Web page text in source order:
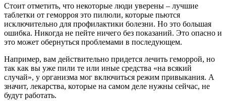
Стоит отметить, что некоторые люди уверены – лучшие
таблетки от геморроя это пилюли, которые пьются
исключительно для профилактики болезни. Но это большая
ошибка. Никогда не пейте ничего без показаний. Это опасно и
это может обернуться проблемами в последующем.
Например, вам действительно придется лечить геморрой, но
так как вы уже пили те или иные средства «на всякий
случай», у организма мог включиться режим привыкания. А
значит, лекарства, которые на самом деле нужны сейчас, не
будут работать.